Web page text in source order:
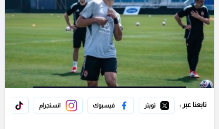
تابعنا عبر : تويتر فيسبوك انستجرام